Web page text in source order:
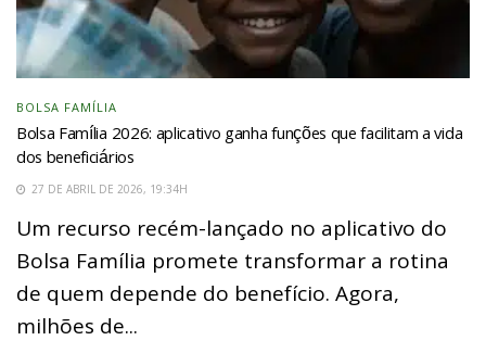
BOLSA FAMÍLIA
Bolsa Família 2026: aplicativo ganha funções que facilitam a vida
dos beneficiários
27 DE ABRIL DE 2026, 19:34H
Um recurso recém-lançado no aplicativo do
Bolsa Família promete transformar a rotina
de quem depende do benefício. Agora,
milhões de...